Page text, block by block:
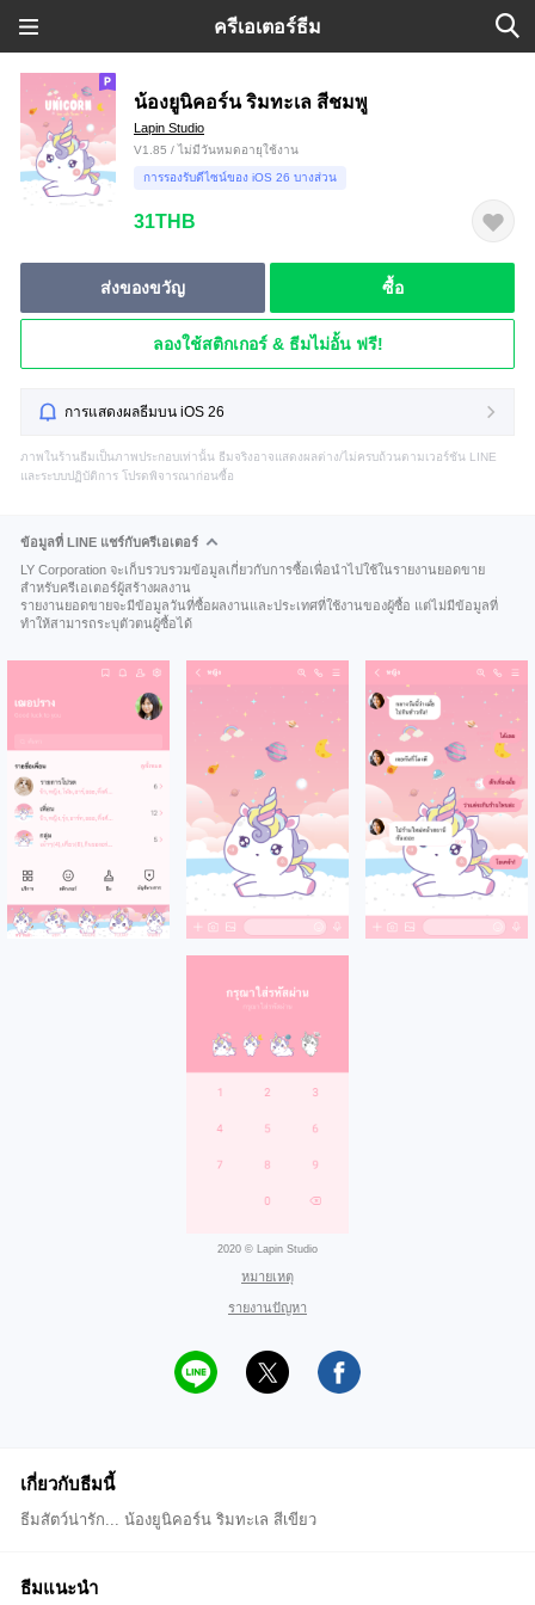
ครีเอเตอร์ธีม
น้องยูนิคอร์น ริมทะเล สีชมพู
Lapin Studio
V1.85 / ไม่มีวันหมดอายุใช้งาน
การรองรับดีไซน์ของ iOS 26 บางส่วน
31THB
ส่งของขวัญ ซื้อ
ลองใช้สติกเกอร์ & ธีมไม่อั้น ฟรี!
การแสดงผลธีมบน iOS 26
ภาพในร้านธีมเป็นภาพประกอบเท่านั้น ธีมจริงอาจแสดงผลต่าง/ไม่ครบถ้วนตามเวอร์ชัน LINE
และระบบปฏิบัติการ โปรดพิจารณาก่อนซื้อ
ข้อมูลที่ LINE แชร์กับครีเอเตอร์
LY Corporation จะเก็บรวบรวมข้อมูลเกี่ยวกับการซื้อเพื่อนำไปใช้ในรายงานยอดขาย
สำหรับครีเอเตอร์ผู้สร้างผลงาน
รายงานยอดขายจะมีข้อมูลวันที่ซื้อผลงานและประเทศที่ใช้งานของผู้ซื้อ แต่ไม่มีข้อมูลที่
ทำให้สามารถระบุตัวตนผู้ซื้อได้
2020 © Lapin Studio
หมายเหตุ
รายงานปัญหา
เกี่ยวกับธีมนี้
ธีมสัตว์น่ารัก... น้องยูนิคอร์น ริมทะเล สีเขียว
ธีมแนะนำ